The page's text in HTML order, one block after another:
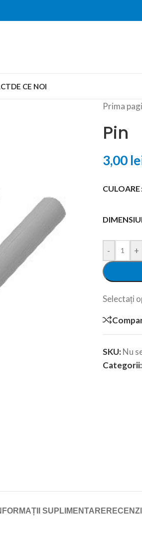
DE CE NOI
Prima
Pin
3,00
CULOARE
- +
Selectați
SKU:Nu
Categorii:
SUPLIMENTARE